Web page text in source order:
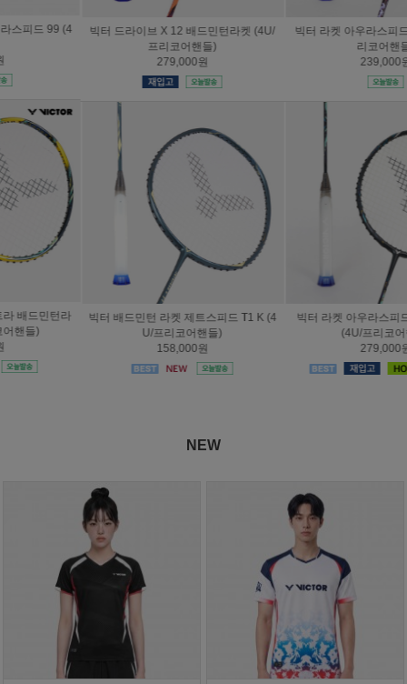
빅터 드라이브 X 12 배드민턴라켓 (4U/
빅터 라켓 아우라스피드 팬텀 F (4U/프
빅터 배드민턴 라켓 제트스피드 T1 K (4
빅터 라켓 아우라스피드 100X 울트라
(4U/프리코어핸들)
NEW